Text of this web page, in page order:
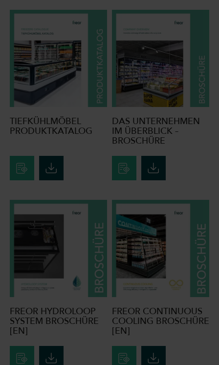
TIEFKÜHLMÖBEL
PRODUKTKATALOG
DAS UNTERNEHMEN
IM ÜBERBLICK –
BROSCHÜRE
FREOR HYDROLOOP
SYSTEM BROSCHÜRE
[EN]
FREOR CONTINUOUS
COOLING BROSCHÜRE
[EN]